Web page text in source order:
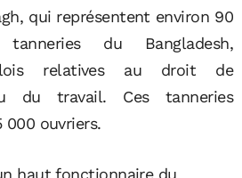
qui représentent environ 90
du Bangladesh,
lois relatives au droit de
du travail. Ces tanneries
000 ouvriers.
haut fonctionnaire du